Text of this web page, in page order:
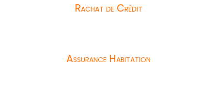
Rachat de Crédit
Assurance Habitation